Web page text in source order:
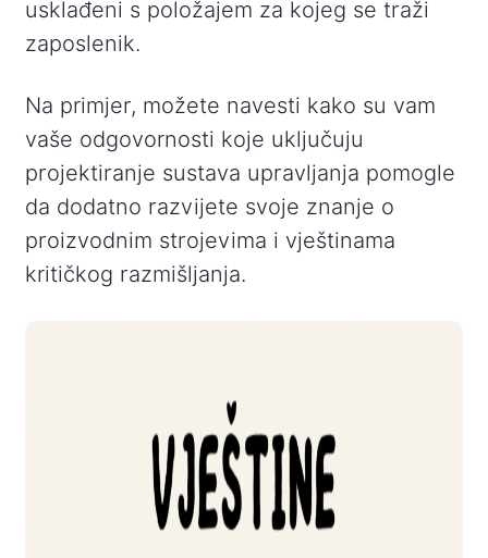
usklađeni s položajem za kojeg se traži
zaposlenik.
Na primjer, možete navesti kako su vam
vaše odgovornosti koje uključuju
projektiranje sustava upravljanja pomogle
da dodatno razvijete svoje znanje o
proizvodnim strojevima i vještinama
kritičkog razmišljanja.